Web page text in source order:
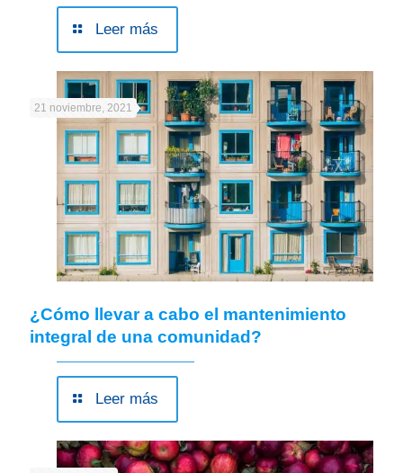
Leer más
21 noviembre, 2021
¿Cómo llevar a cabo el mantenimiento
integral de una comunidad?
Leer más